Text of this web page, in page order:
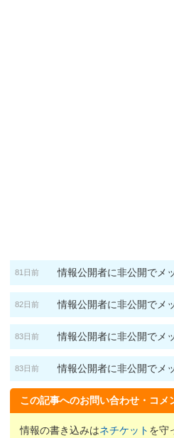
81日前 情報公開者に非公開でメ
82日前 情報公開者に非公開でメ
83日前 情報公開者に非公開でメ
83日前 情報公開者に非公開でメ
この記事へのお問い合わせ・コメ
情報の書き込みはネチケット を守